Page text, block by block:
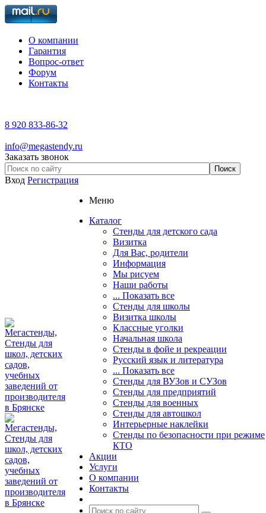
О компании
Гарантия
Вопрос-ответ
Форум
Контакты
8 920 833-86-32
info@megastendy.ru
Заказать звонок
Вход Регистрация
Меню
Каталог
Стенды для детского сада
Визитка
Для Вас, родители
Информация
Мы рисуем
Наши работы
... Показать все
Стенды для школы
Визитка школы
Классные уголки
Начальная школа
Стенды в фойе и рекреации
Русский язык и литература
... Показать все
Стенды для ВУЗов и СУЗов
Стенды для предприятий
Стенды для военных
Стенды для автошкол
Интерьерные наклейки
Стенды по безопасности при режиме
КТО
Акции
Услуги
О компании
Контакты